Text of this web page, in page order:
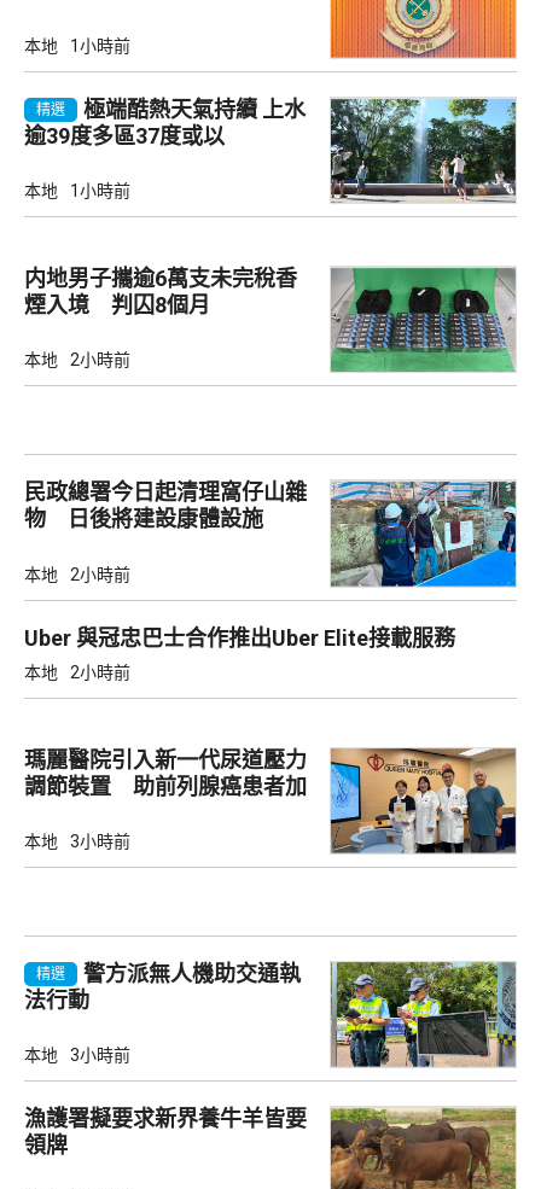
本地 1小時前
精選
極端酷熱天氣持續 上水
逾39度多區37度或以
本地 1小時前
内地男子攜逾6萬支未完稅香
煙入境 判囚8個月
本地 2小時前
民政總署今日起清理窩仔山雜
物 日後將建設康體設施
本地 2小時前
Uber 與冠忠巴士合作推出Uber Elite接載服務
本地 2小時前
瑪麗醫院引入新一代尿道壓力
調節裝置 助前列腺癌患者加
本地 3小時前
精選
警方派無人機助交通執
法行動
本地 3小時前
漁護署擬要求新界養牛羊皆要
領牌